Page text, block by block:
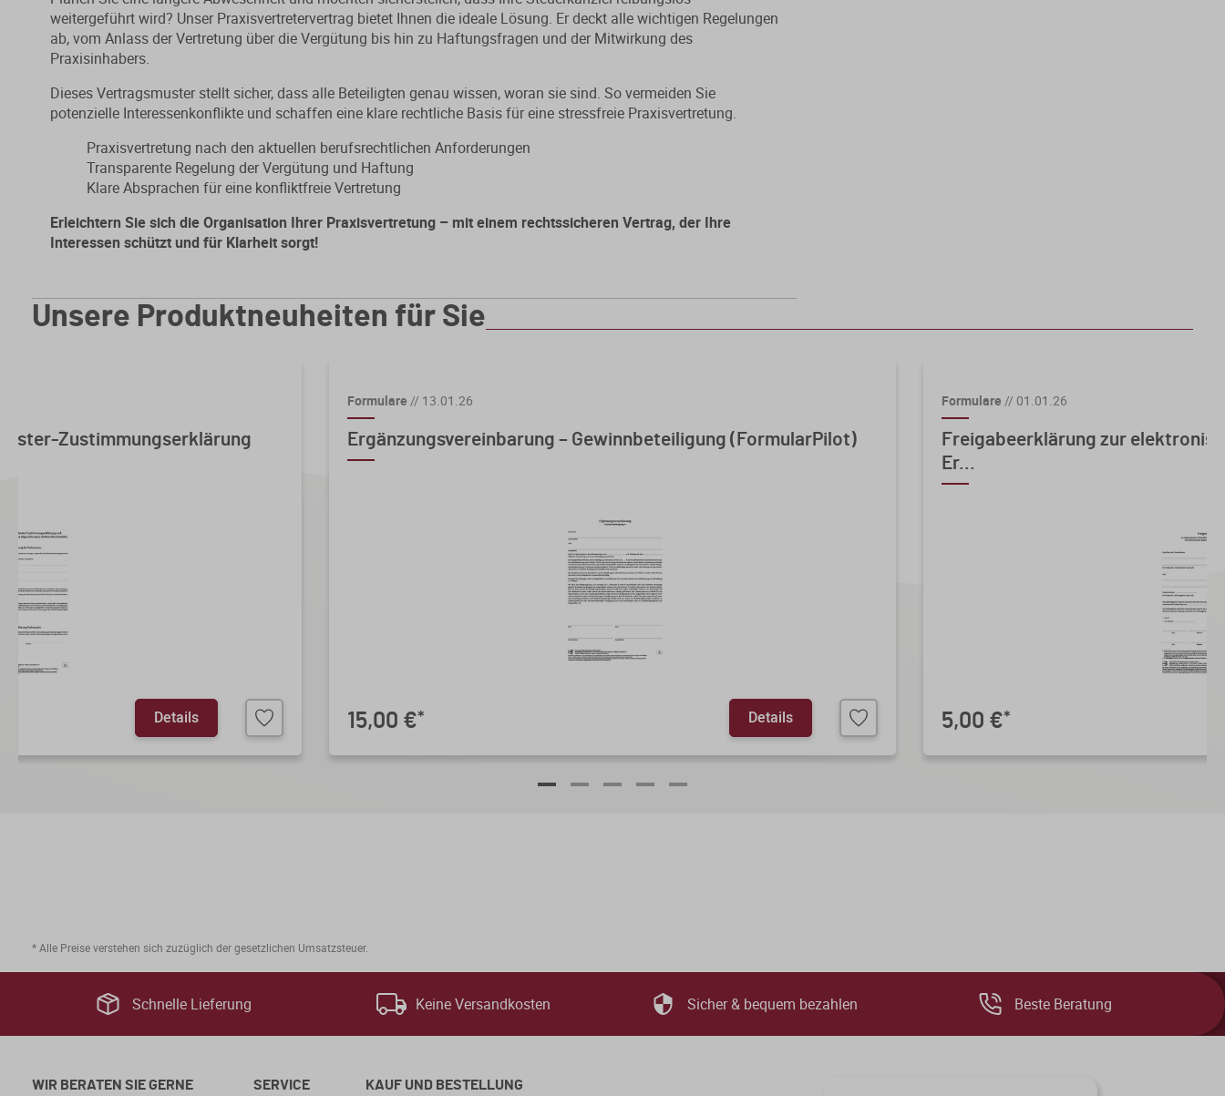
weitergeführt wird? Unser Praxisvertretervertrag bietet Ihnen die ideale Lösung. Er deckt alle wichtigen Regelungen
ab, vom Anlass der Vertretung über die Vergütung bis hin zu Haftungsfragen und der Mitwirkung des
Praxisinhabers.
Dieses Vertragsmuster stellt sicher, dass alle Beteiligten genau wissen, woran sie sind. So vermeiden Sie
potenzielle Interessenkonflikte und schaffen eine klare rechtliche Basis für eine stressfreie Praxisvertretung.
Praxisvertretung nach den aktuellen berufsrechtlichen Anforderungen
Transparente Regelung der Vergütung und Haftung
Klare Absprachen für eine konfliktfreie Vertretung
Erleichtern Sie sich die Organisation Ihrer Praxisvertretung – mit einem rechtssicheren Vertrag, der Ihre
Interessen schützt und für Klarheit sorgt!
Unsere Produktneuheiten für Sie
Zustimmungserklärung
Details
Formulare // 13.01.26
Ergänzungsvereinbarung – Gewinnbeteiligung (FormularPilot)
15,00 €* Details
Formulare // 01.01.26
Freigabeerklärung zur
Er...
5,00 €*
* Alle Preise verstehen sich zuzüglich der gesetzlichen Umsatzsteuer.
Schnelle Lieferung Keine Versandkosten Sicher & bequem bezahlen Beste Beratung
WIR BERATEN SIE GERNE SERVICE KAUF UND BESTELLUNG